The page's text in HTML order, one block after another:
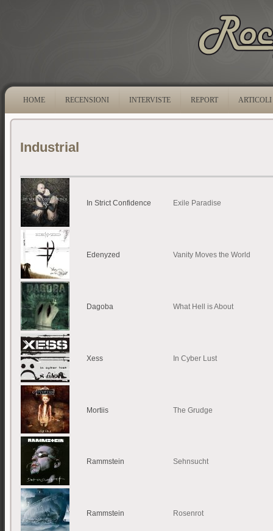
HOME RECENSIONI INTERVISTE REPORT ARTICOLI
Industrial
In Strict Confidence Exile Paradise
Edenyzed Vanity Moves the World
Dagoba What Hell is About
Xess In Cyber Lust
Mortiis The Grudge
Rammstein Sehnsucht
Rammstein Rosenrot